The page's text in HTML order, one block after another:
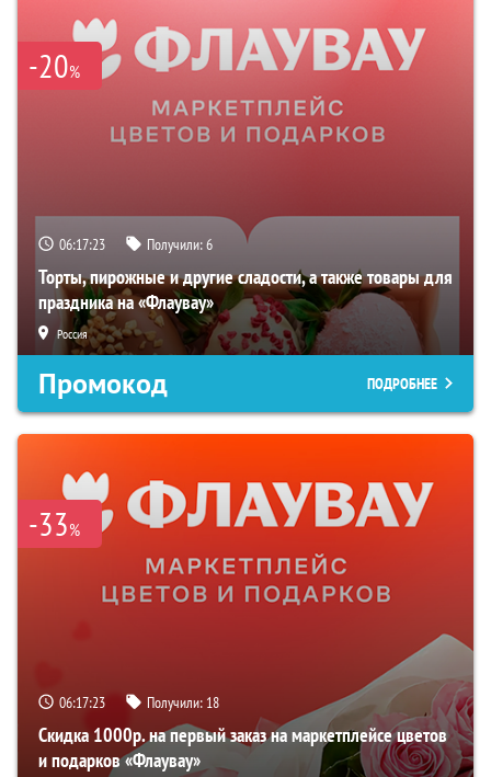
-20%
06:17:21 Получили:6
Торты, пирожные и другие сладости, а также товары для
праздника на «Флаувау»
Россия
Промокод ПОДРОБНЕЕ
-33%
06:17:21 Получили: 18
Скидка 1000р. на первый заказ на маркетплейсе цветов
и подарков «Флаувау»